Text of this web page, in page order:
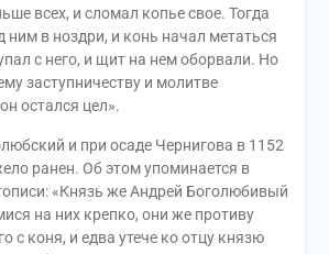
всех, и сломал копье свое. Тогда
ним в ноздри, и конь начал метаться
с него, и щит на нем оборвали. Но
заступничеству и молитве
остался цел».
и при осаде Чернигова в 1152
ранен. Об этом упоминается в
«Князь же Андрей Боголюбивый
на них крепко, они же противу
с коня, и едва утече ко отцу князю